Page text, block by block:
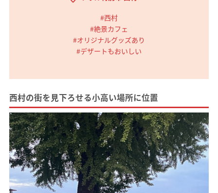
#西村
#絶景カフェ
#オリジナルグッズあり
#デザートもおいしい
西村の街を見下ろせる小高い場所に位置